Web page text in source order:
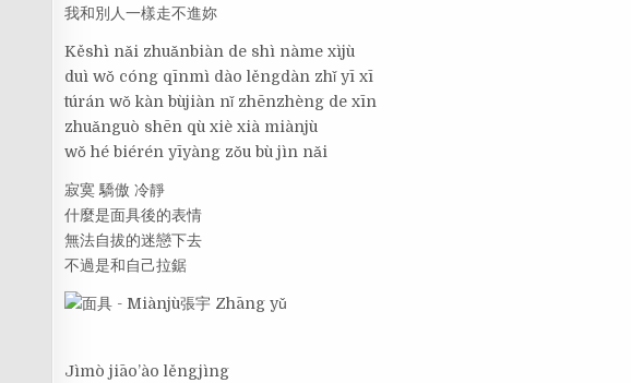
我和別人一樣走不進妳
Kěshì nǎi zhuǎnbiàn de shì nàme xìjù
duì wǒ cóng qīnmì dào lěngdàn zhǐ yī xī
túrán wǒ kàn bùjiàn nǐ zhēnzhèng de xīn
zhuǎnguò shēn qù xiè xià miànjù
wǒ hé biérén yīyàng zǒu bù jìn nǎi
寂寞 驕傲 冷靜
什麼是面具後的表情
無法自拔的迷戀下去
不過是和自己拉鋸
Jìmò jiāo’ào lěngjìng